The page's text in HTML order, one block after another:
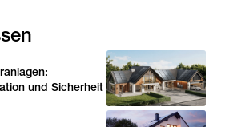
und Sicherheit